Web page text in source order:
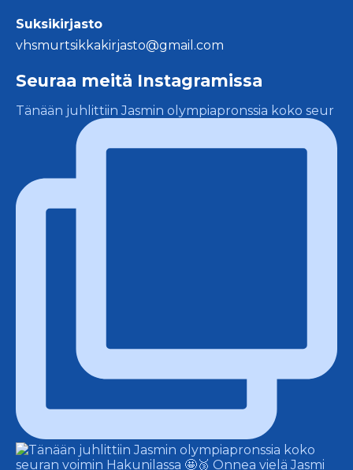
Suksikirjasto
vhsmurtsikkakirjasto@gmail.com
Seuraa meitä Instagramissa
Tänään juhlittiin Jasmin olympiapronssia koko seur